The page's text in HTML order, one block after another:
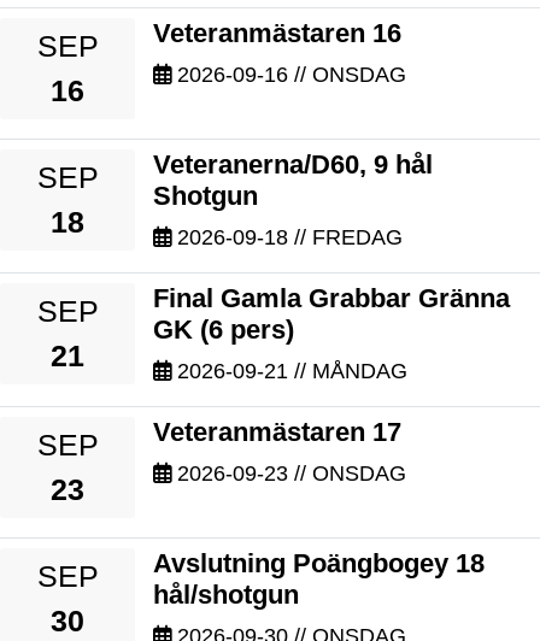
SEP
16
Veteranmästaren 16
2026-09-16 // ONSDAG
SEP
18
Veteranerna/D60, 9 hål
Shotgun
2026-09-18 // FREDAG
SEP
21
Final Gamla Grabbar Gränna
GK (6 pers)
2026-09-21 // MÅNDAG
SEP
23
Veteranmästaren 17
2026-09-23 // ONSDAG
SEP
30
Avslutning Poängbogey 18
hål/shotgun
2026-09-30 // ONSDAG